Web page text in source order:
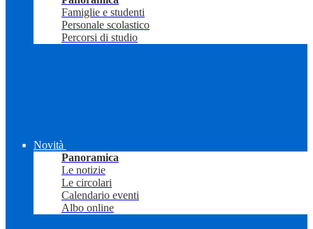
Famiglie e studenti
Personale scolastico
Percorsi di studio
Novità
Panoramica
Le notizie
Le circolari
Calendario eventi
Albo online